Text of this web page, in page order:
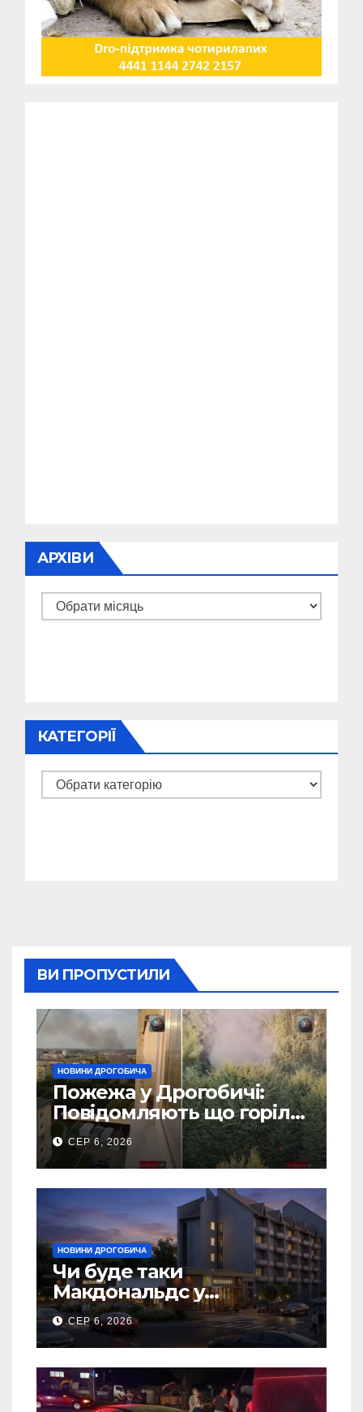
АРХІВИ
Архіви
КАТЕГОРІЇ
Категорії
ВИ ПРОПУСТИЛИ
НОВИНИ ДРОГОБИЧА
Пожежа у Дрогобичі:
Повідомляють що горіло
5 гаражів (Відео)
СЕР 6, 2026
НОВИНИ ДРОГОБИЧА
Чи буде таки
Макдональдс у
Дрогобичі? (Фото)
СЕР 6, 2026